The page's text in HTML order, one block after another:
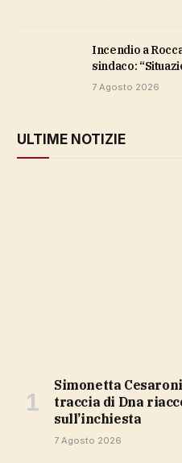
Incendio a Rocca di Cambio, l’allarme del
sindaco:
7 Agosto 2026
ULTIME NOTIZIE
Simonetta Cesaroni, trentasei anni dopo una
traccia di Dna
sull’inchiesta
7 Agosto 2026